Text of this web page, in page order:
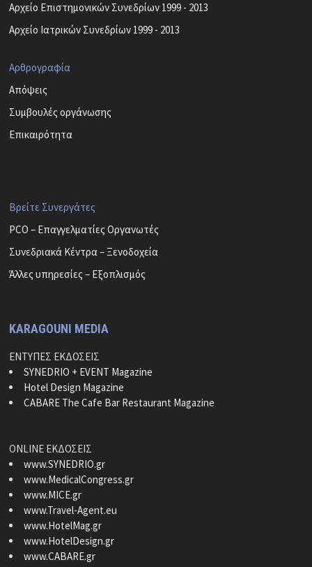
Αρχείο Επιστημονικών Συνεδρίων 1999 - 2013
Αρχείο Ιατρικών Συνεδρίων 1999 - 2013
Αρθρογραφία
Απόψεις
Συμβουλές οργάνωσης
Επικαιρότητα
Βρείτε Συνεργάτες
PCO – Επαγγελματίες Οργανωτές
Συνεδριακά Κέντρα – Ξενοδοχεία
Άλλες υπηρεσίες – Εξοπλισμός
KARAGOUNI MEDIA
ΕΝΤΥΠΕΣ ΕΚΔΟΣΕΙΣ
SYNEDRIO + EVENT Magazine
Hotel Design Magazine
CABARE The Cafe Bar Restaurant Magazine
ONLINE ΕΚΔΟΣΕΙΣ
www.SYNEDRIO.gr
www.MedicalCongress.gr
www.MICE.gr
www.Travel-Agent.eu
www.HotelMag.gr
www.HotelDesign.gr
www.CABARE.gr